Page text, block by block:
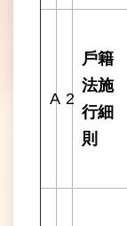
A 2
戶籍
法施
行細
則